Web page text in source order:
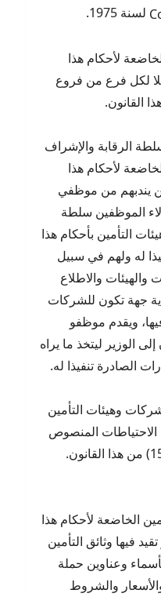
لسنة 1975.
لأحكام هذا
لكل فرع من فروع
الرقابة والإشراف
لأحكام هذا
يندبهم من موظفي
الموظفين سلطة
التأمين بأحكام هذا
له ولهم في سبيل
والاطلاع
جهة تكون للشركات
ويقدم موظفو
الوزير ليتخذ ما يراه
الصادرة تنفيذا له.
وهيئات التأمين
الاحتياطات المنصوص
الخاضعة لأحكام هذا
فيها وثائق التأمين
وعناوين حملة
والشروط